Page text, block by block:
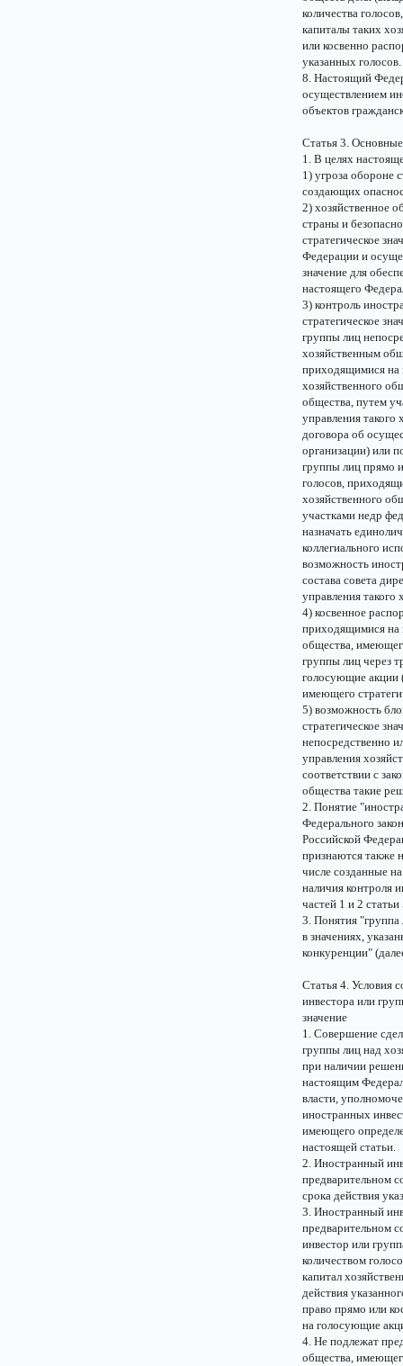
количества
капиталы таких
или косвенно
указанных голосов.
8. Настоящий
осуществлением
объектов
Статья 3.
1. В целях
1) угроза обороне
создающих
2) хозяйственное
страны и
стратегическое
Федерации и
значение для
настоящего
3) контроль
стратегическое
группы лиц
хозяйственным
приходящимися на
хозяйственного
общества, путем
управления
договора об
организации) или
группы лиц прямо
голосов,
хозяйственного
участками недр
назначать
коллегиального
возможность
состава совета
управления такого
4) косвенное
приходящимися на
общества,
группы лиц через
голосующие акции
имеющего
5) возможность
стратегическое
непосредственно
управления
соответствии с
общества такие
2. Понятие
Федерального
Российской
признаются также
числе созданные
наличия контроля
частей 1 и 2
3. Понятия "группа
в значениях,
конкуренции"
Статья 4. Условия
инвестора или
значение
1. Совершение
группы лиц над
при наличии
настоящим
власти,
иностранных
имеющего
настоящей статьи.
2. Иностранный
предварительном
срока действия
3. Иностранный
предварительном
инвестор или
количеством
капитал
действия
право прямо или
на голосующие
4. Не подлежат
общества,